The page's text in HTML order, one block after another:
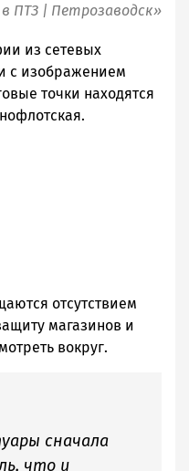
ПТЗ | Петрозаводск»
из сетевых
с изображением
точки находятся
отсутствием
магазинов и
вокруг.
сначала
что и